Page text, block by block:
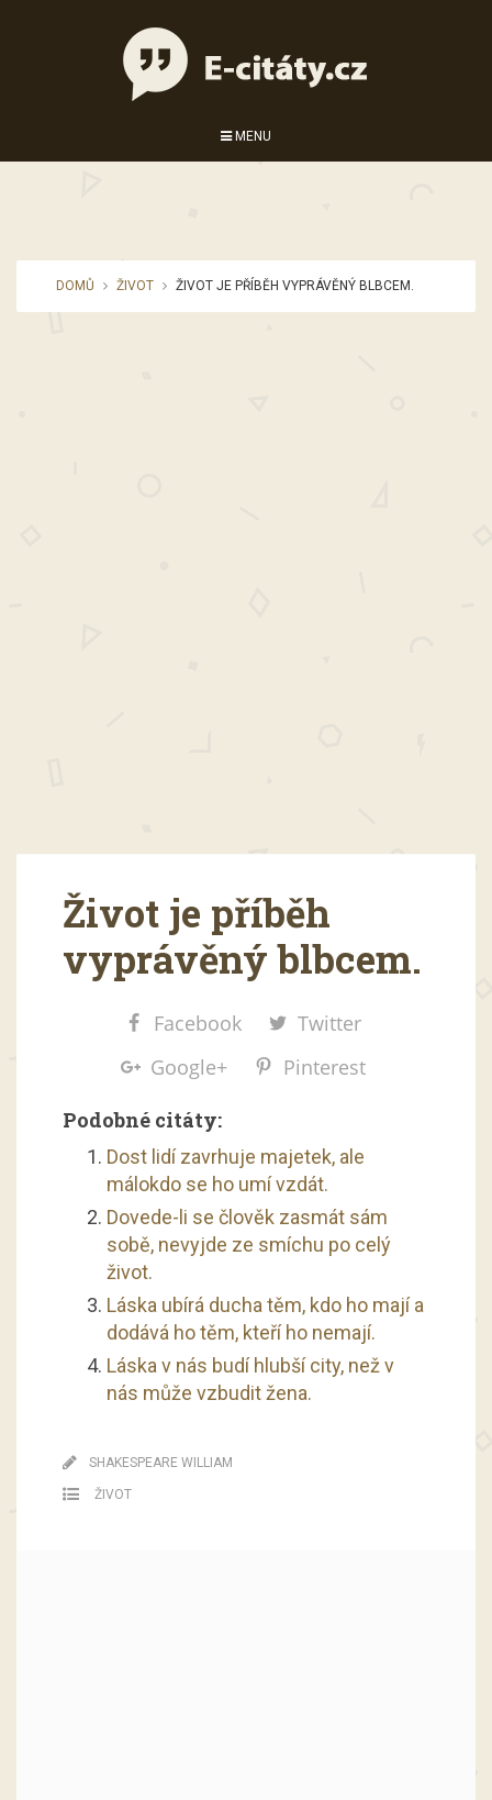
MENU
DOMŮ ŽIVOT ŽIVOT JE PŘÍBĚH VYPRÁVĚNÝ BLBCEM.
Život je příběh
vyprávěný blbcem.
Facebook
Twitter
Google+
Pinterest
Podobné citáty:
Dost lidí zavrhuje majetek, ale
málokdo se ho umí vzdát.
Dovede-li se člověk zasmát sám
sobě, nevyjde ze smíchu po celý
život.
Láska ubírá ducha těm, kdo ho mají a
dodává ho těm, kteří ho nemají.
Láska v nás budí hlubší city, než v
nás může vzbudit žena.
SHAKESPEARE WILLIAM
ŽIVOT